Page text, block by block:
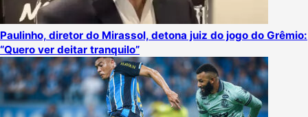
Paulinho, diretor do Mirassol, detona juiz do jogo do Grêmio:
“Quero ver deitar tranquilo”